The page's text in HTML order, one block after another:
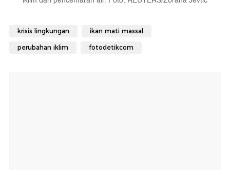
krisis lingkungan ikan mati massal
perubahan iklim fotodetikcom